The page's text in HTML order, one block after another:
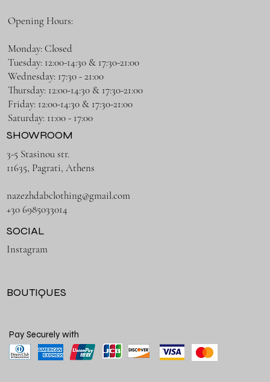
Opening Hours:
Monday: Closed
Tuesday: 12:00-14:30 & 17:30-21:00
Wednesday: 17:30 - 21:00
Thursday: 12:00-14:30 & 17:30-21:00
Friday: 12:00-14:30 & 17:30-21:00
Saturday: 11:00 - 17:00
SHOWROOM
3-5 Stasinou str.
11635, Pagrati, Athens
nazezhdabclothing@gmail.com
+30 6985033014
SOCIAL
Instagram
BOUTIQUES
Pay Securely with